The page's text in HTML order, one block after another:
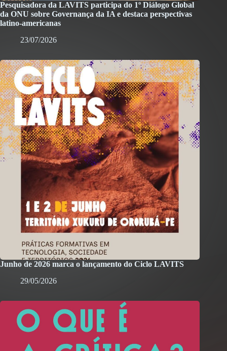
Pesquisadora da LAVITS participa do 1º Diálogo Global
da ONU sobre Governança da IA e destaca perspectivas
latino-americanas
23/07/2026
Junho de 2026 marca o lançamento do Ciclo LAVITS
29/05/2026